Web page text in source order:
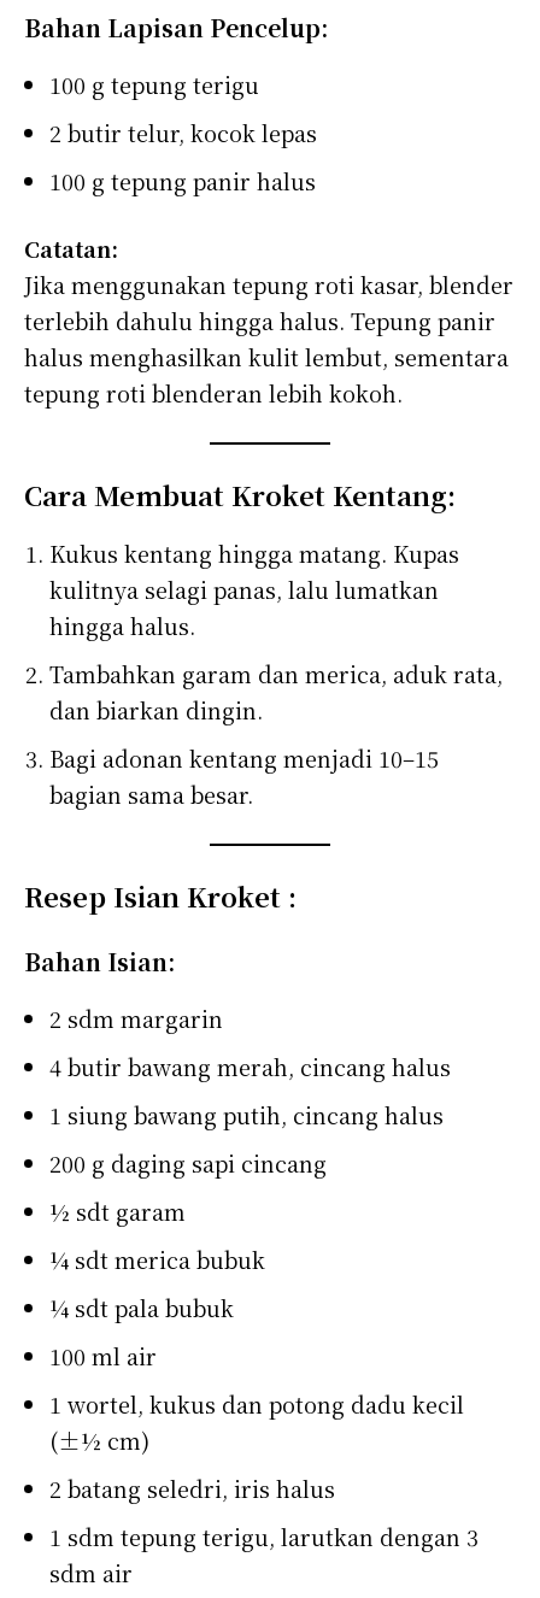
Bahan Lapisan Pencelup:
100 g tepung terigu
2 butir telur, kocok lepas
100 g tepung panir halus
Catatan:
Jika menggunakan tepung roti kasar, blender
terlebih dahulu hingga halus. Tepung panir
halus menghasilkan kulit lembut, sementara
tepung roti blenderan lebih kokoh.
Cara Membuat Kroket Kentang:
Kukus kentang hingga matang. Kupas
kulitnya selagi panas, lalu lumatkan
hingga halus.
Tambahkan garam dan merica, aduk rata,
dan biarkan dingin.
Bagi adonan kentang menjadi 10–15
bagian sama besar.
Resep Isian Kroket :
Bahan Isian:
2 sdm margarin
4 butir bawang merah, cincang halus
1 siung bawang putih, cincang halus
200 g daging sapi cincang
½ sdt garam
¼ sdt merica bubuk
¼ sdt pala bubuk
100 ml air
1 wortel, kukus dan potong dadu kecil
(±½ cm)
2 batang seledri, iris halus
1 sdm tepung terigu, larutkan dengan 3
sdm air